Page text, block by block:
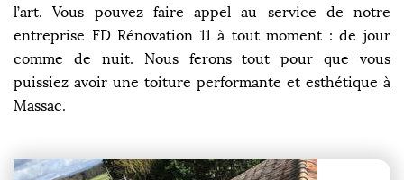
l’art. Vous pouvez faire appel au service de notre
entreprise FD Rénovation 11 à tout moment : de jour
comme de nuit. Nous ferons tout pour que vous
puissiez avoir une toiture performante et esthétique à
Massac.